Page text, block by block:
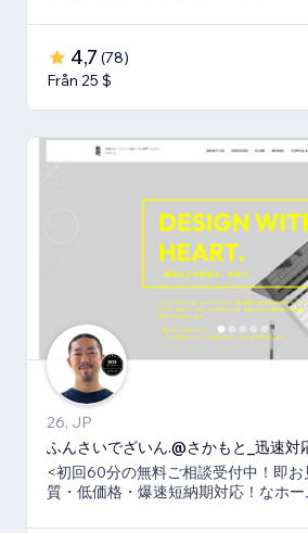
4,7 (78)
Från 25 $
26, JP
ふんさいでざいん.@さかもと_迅速
<初回60分の無料ご相談受付中！即
質・低価格・爆速短納期対応！なホ